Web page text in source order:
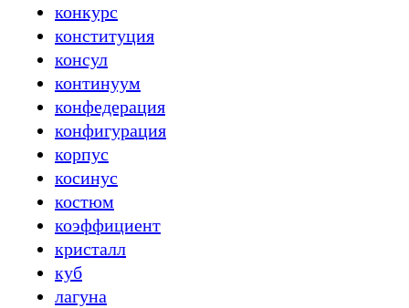
конкурс
конституция
консул
континуум
конфедерация
конфигурация
корпус
косинус
костюм
коэффициент
кристалл
куб
лагуна